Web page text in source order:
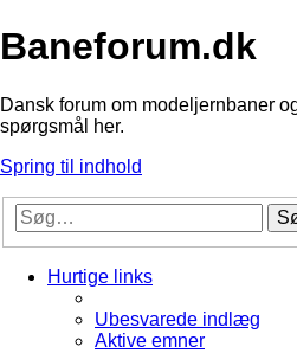
Baneforum.dk
Dansk forum om modeljernbaner
spørgsmål her.
Spring til indhold
Hurtige links
Ubesvarede indlæg
Aktive emner